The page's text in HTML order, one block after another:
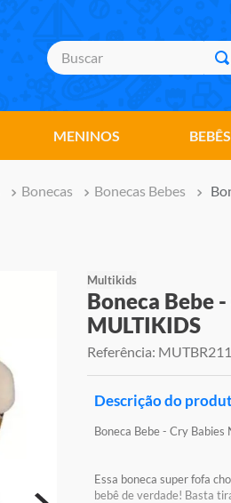
Buscar
MENINOS BEBÊS
Bonecas Bonecas Bebes
Multikids
Boneca Bebe
MULTIKIDS
Referência:
Descrição do
Boneca Bebe - Cry
Essa boneca super fofa
bebê de verdade! Basta